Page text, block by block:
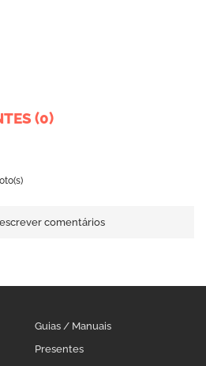
(0)
comentários
Guias / Manuais
Presentes